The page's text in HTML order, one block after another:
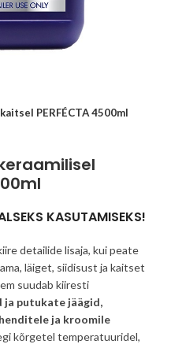
PERFÉCTA 4500ml
KASUTAMISEKS!
detailide lisaja, kui peate
läiget, siidisust ja kaitset
suudab kiiresti
ja putukate jäägid,
ja kroomile
kõrgetel temperatuuridel,